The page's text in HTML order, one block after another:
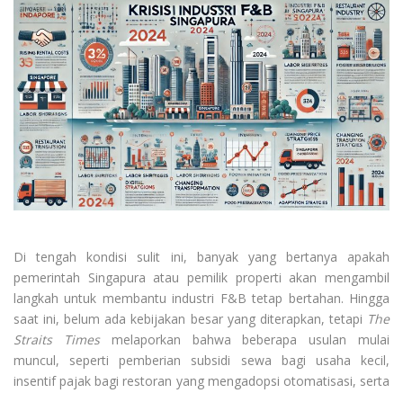
Di tengah kondisi sulit ini, banyak yang bertanya apakah
pemerintah Singapura atau pemilik properti akan mengambil
langkah untuk membantu industri F&B tetap bertahan. Hingga
saat ini, belum ada kebijakan besar yang diterapkan, tetapi The
Straits Timesmelaporkan bahwa beberapa usulan mulai
muncul, seperti pemberian subsidi sewa bagi usaha kecil,
insentif pajak bagi restoran yang mengadopsi otomatisasi, serta